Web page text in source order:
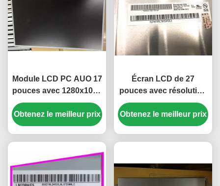
Module LCD PC AUO 17
pouces avec 1280x1024
pixels et connecteur 51
broches M170ETN01.1
Obtenez le meilleur prix
Écran LCD de 27
pouces avec résolution
FHD de 1920x1080
pixels et luminosité de
300 cd/m²
Obtenez le meilleur prix